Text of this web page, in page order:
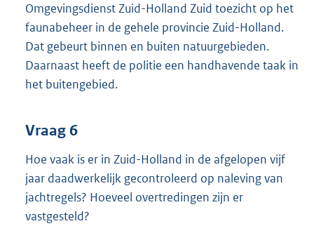
Omgevingsdienst Zuid-Holland Zuid toezicht op het
faunabeheer in de gehele provincie Zuid-Holland.
Dat gebeurt binnen en buiten natuurgebieden.
Daarnaast heeft de politie een handhavende taak in
het buitengebied.
Vraag 6
Hoe vaak is er in Zuid-Holland in de afgelopen vijf
jaar daadwerkelijk gecontroleerd op naleving van
jachtregels? Hoeveel overtredingen zijn er
vastgesteld?